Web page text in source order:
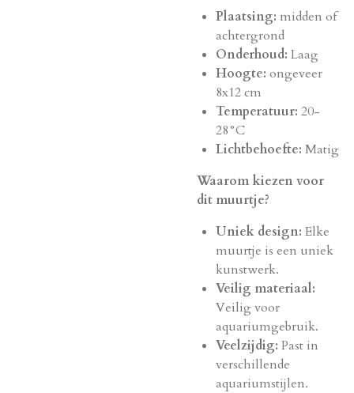
Plaatsing: midden of
achtergrond
Onderhoud: Laag
Hoogte: ongeveer
8x12 cm
Temperatuur: 20-
28°C
Lichtbehoefte: Matig
Waarom kiezen voor
dit muurtje?
Uniek design: Elke
muurtje is een uniek
kunstwerk.
Veilig materiaal:
Veilig voor
aquariumgebruik.
Veelzijdig: Past in
verschillende
aquariumstijlen.